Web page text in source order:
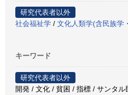
研究代表者以外
社会福祉学 / 文化人類学(含民族学
キーワード
研究代表者以外
開発 / 文化 / 貧困 / 指標 / サンタ